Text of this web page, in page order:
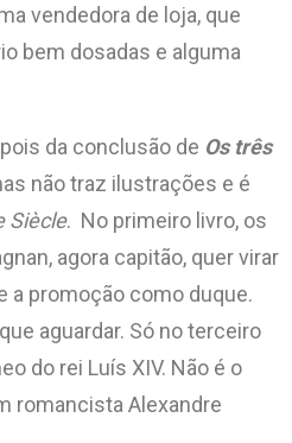
vendedora de loja, que
bem dosadas e alguma
da conclusão de Os três
não traz ilustrações e é
Siècle. No primeiro livro, os
agora capitão, quer virar
a promoção como duque.
aguardar. Só no terceiro
do rei Luís XIV. Não é o
romancista Alexandre